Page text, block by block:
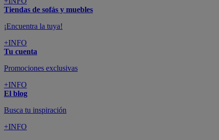
Tiendas de sofás y muebles
¡Encuentra la tuya!
+INFO
Tu cuenta
Promociones exclusivas
+INFO
El blog
Busca tu inspiración
+INFO